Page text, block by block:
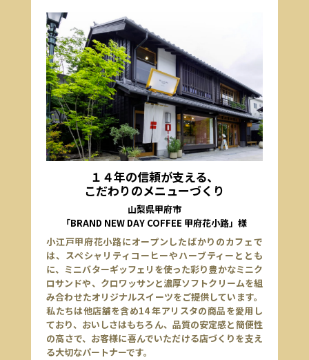
１４年の信頼が支える、
こだわりのメニューづくり
山梨県甲府市
「BRAND NEW DAY COFFEE 甲府花小路」様
小江戸甲府花小路にオープンしたばかりのカフェで
は、スペシャリティコーヒーやハーブティーととも
に、ミニバターギッフェリを使った彩り豊かなミニク
ロサンドや、クロワッサンと濃厚ソフトクリームを組
み合わせたオリジナルスイーツをご提供しています。
私たちは他店舗を含め14 年アリスタの商品を愛用し
ており、おいしさはもちろん、品質の安定感と簡便性
の高さで、お客様に喜んでいただける店づくりを支え
る大切なパートナーです。